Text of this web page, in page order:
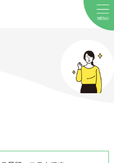
MENU